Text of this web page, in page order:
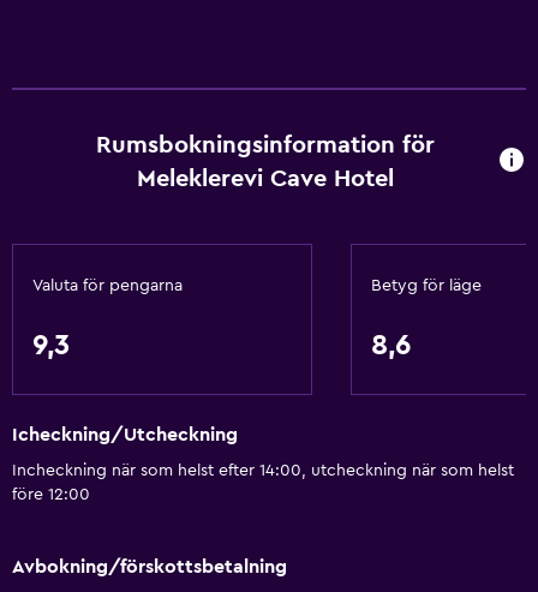
Rumsbokningsinformation för
Meleklerevi Cave Hotel
Valuta för pengarna
9,3
Betyg för läge
8,6
Icheckning/Utcheckning
Incheckning när som helst efter 14:00, utcheckning när som helst
före 12:00
Avbokning/förskottsbetalning